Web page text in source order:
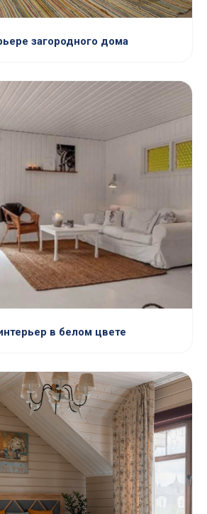
загородного дома
в белом цвете